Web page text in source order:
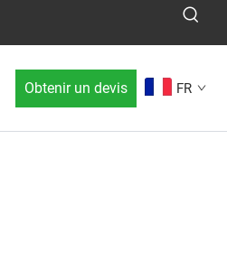
Obtenir un devis FR